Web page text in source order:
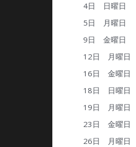
4日 日曜日
5日 月曜日
9日 金曜日
12日 月曜日
16日 金曜日
18日 日曜日
19日 月曜日
23日 金曜日
26日 月曜日